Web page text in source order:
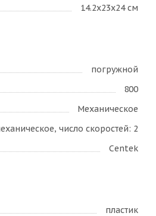
14.2х23х24 см
погружной
800
Механическое
число скоростей: 2
Centek
пластик